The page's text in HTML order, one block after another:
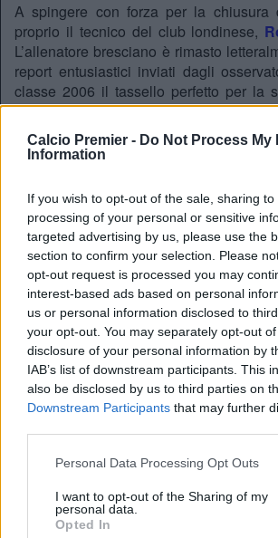
Calcio Premier - Do Not Process My
Information
If you wish to opt-out of the sale, sharing
processing of your personal or sensitive
targeted advertising by us, please use the
section to confirm your selection. Please
opt-out request is processed you may
interest-based ads based on personal
us or personal information disclosed to
your opt-out. You may separately opt-out
disclosure of your personal information by
IAB’s list of downstream participants. This
also be disclosed by us to third parties on
Downstream Participants that may further
Personal Data Processing Opt Outs
I want to opt-out of the Sharing of my
personal data.
Opted In
A spingere con forza per la chiusura
proprio il tecnico del club londinese,
L’allenatore bresciano è rimasto
report entusiastici inviati dagli
classe 2006 il tassello perfetto per la
offensivo, dove il talento e la
vengono storicamente esaltati al
Il no al Brentford e le pretese
riservata ai futuri top player del
tedesco chiede una cifra vicina ai 50
lasciar partire il proprio gioiello. Un
tuttavia non aveva spaventato il
pronto a investire l’intera somma pur di
A far saltare il banco, però, è stato lo
talento tedesco ha bloccato
alleBees, rifiutando la
aspettare la chiamata di una vera e
Chiamata che ora sta arrivando
Numeri da urlo: la Premier lo
diciannovenne grazie a una stagione
assist in 36 presenze complessive .
di livello assoluto che lo hanno